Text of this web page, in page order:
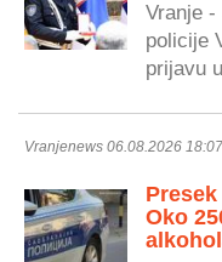
Vranje -
policije
prijavu
Vranjenews 06.08.2026 18:07
Oko